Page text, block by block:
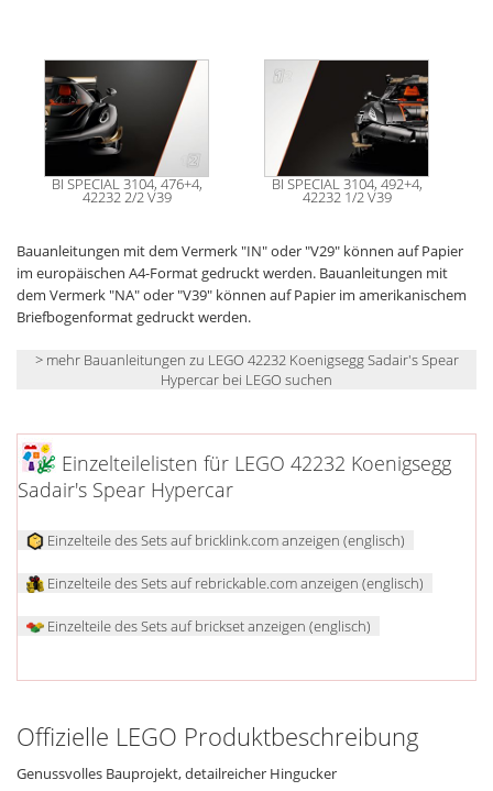
BI SPECIAL 3104, 476+4,
42232 2/2 V39
BI SPECIAL 3104, 492+4,
42232 1/2 V39
Bauanleitungen mit dem Vermerk "IN" oder "V29" können auf Papier
im europäischen A4-Format gedruckt werden. Bauanleitungen mit
dem Vermerk "NA" oder "V39" können auf Papier im amerikanischem
Briefbogenformat gedruckt werden.
> mehr Bauanleitungen zu LEGO 42232 Koenigsegg Sadair's Spear
Hypercar bei LEGO suchen
Einzelteilelisten für LEGO 42232 Koenigsegg
Sadair's Spear Hypercar
Einzelteile des Sets auf bricklink.com anzeigen (englisch)
Einzelteile des Sets auf rebrickable.com anzeigen (englisch)
Einzelteile des Sets auf brickset anzeigen (englisch)
Offizielle LEGO Produktbeschreibung
Genussvolles Bauprojekt, detailreicher Hingucker